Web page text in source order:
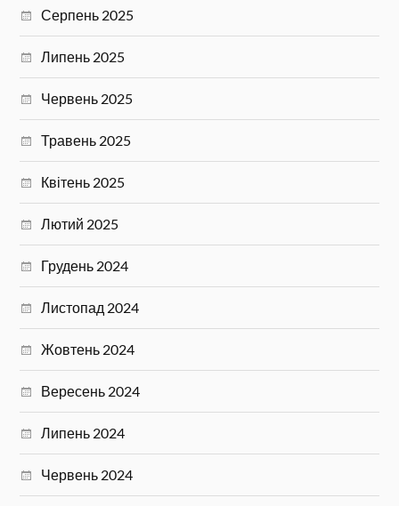
Серпень 2025
Липень 2025
Червень 2025
Травень 2025
Квітень 2025
Лютий 2025
Грудень 2024
Листопад 2024
Жовтень 2024
Вересень 2024
Липень 2024
Червень 2024